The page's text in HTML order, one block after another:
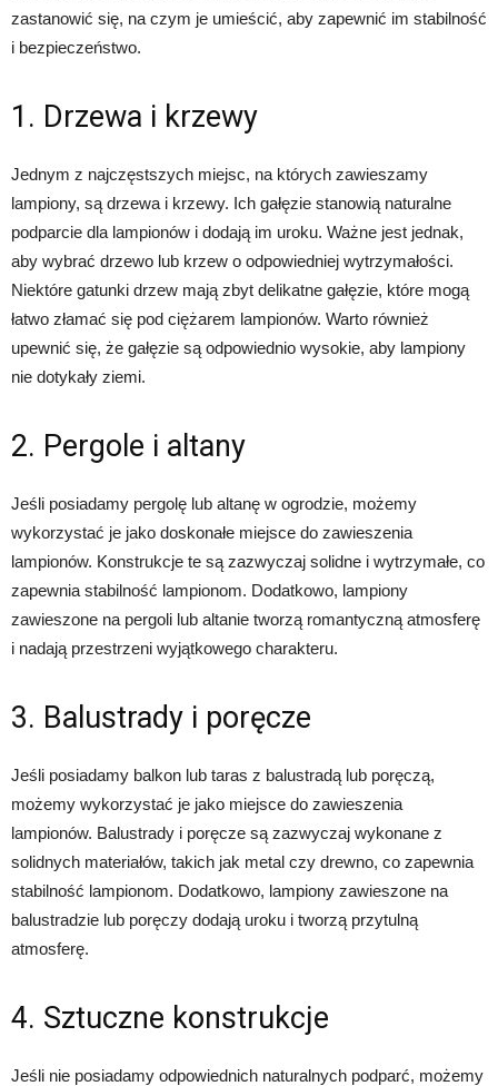
zastanowić się, na czym je umieścić, aby zapewnić im stabilność
i bezpieczeństwo.
1. Drzewa i krzewy
Jednym z najczęstszych miejsc, na których zawieszamy
lampiony, są drzewa i krzewy. Ich gałęzie stanowią naturalne
podparcie dla lampionów i dodają im uroku. Ważne jest jednak,
aby wybrać drzewo lub krzew o odpowiedniej wytrzymałości.
Niektóre gatunki drzew mają zbyt delikatne gałęzie, które mogą
łatwo złamać się pod ciężarem lampionów. Warto również
upewnić się, że gałęzie są odpowiednio wysokie, aby lampiony
nie dotykały ziemi.
2. Pergole i altany
Jeśli posiadamy pergolę lub altanę w ogrodzie, możemy
wykorzystać je jako doskonałe miejsce do zawieszenia
lampionów. Konstrukcje te są zazwyczaj solidne i wytrzymałe, co
zapewnia stabilność lampionom. Dodatkowo, lampiony
zawieszone na pergoli lub altanie tworzą romantyczną atmosferę
i nadają przestrzeni wyjątkowego charakteru.
3. Balustrady i poręcze
Jeśli posiadamy balkon lub taras z balustradą lub poręczą,
możemy wykorzystać je jako miejsce do zawieszenia
lampionów. Balustrady i poręcze są zazwyczaj wykonane z
solidnych materiałów, takich jak metal czy drewno, co zapewnia
stabilność lampionom. Dodatkowo, lampiony zawieszone na
balustradzie lub poręczy dodają uroku i tworzą przytulną
atmosferę.
4. Sztuczne konstrukcje
Jeśli nie posiadamy odpowiednich naturalnych podparć, możemy